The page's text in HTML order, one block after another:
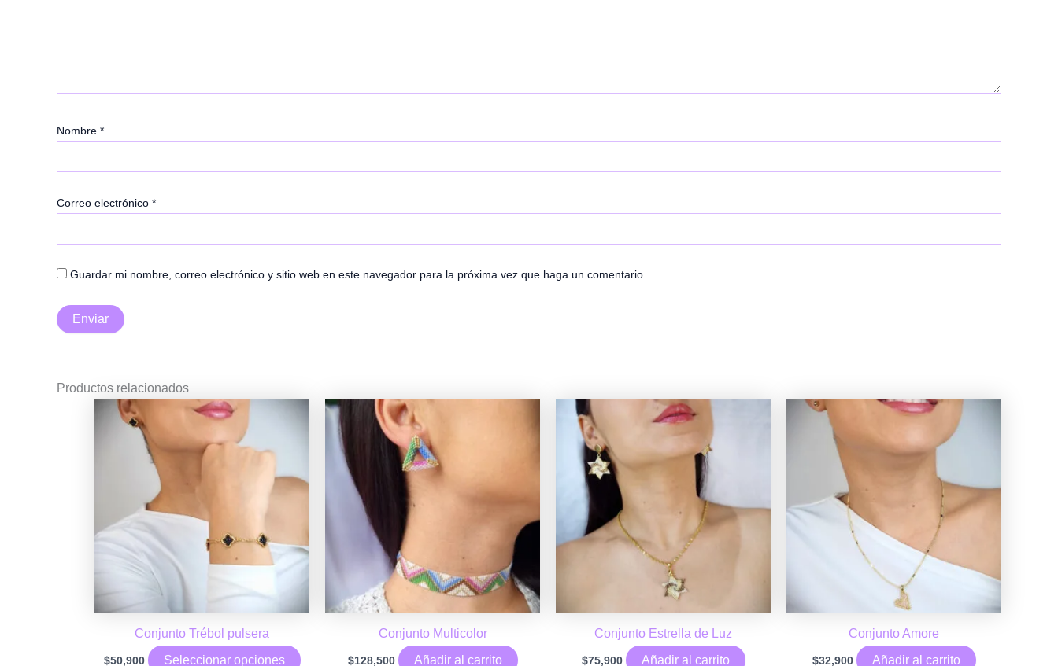
Nombre *
Correo electrónico *
Guardar mi nombre, correo electrónico y sitio web en este navegador para la próxima vez que haga un comentario.
Productos relacionados
Conjunto Trébol pulsera
$50,900 Seleccionar opciones Este
Conjunto Multicolor
$128,500 Añadir al carrito
Conjunto Estrella de Luz
$75,900 Añadir al carrito
Conjunto Amore
$32,900 Añadir al carrito